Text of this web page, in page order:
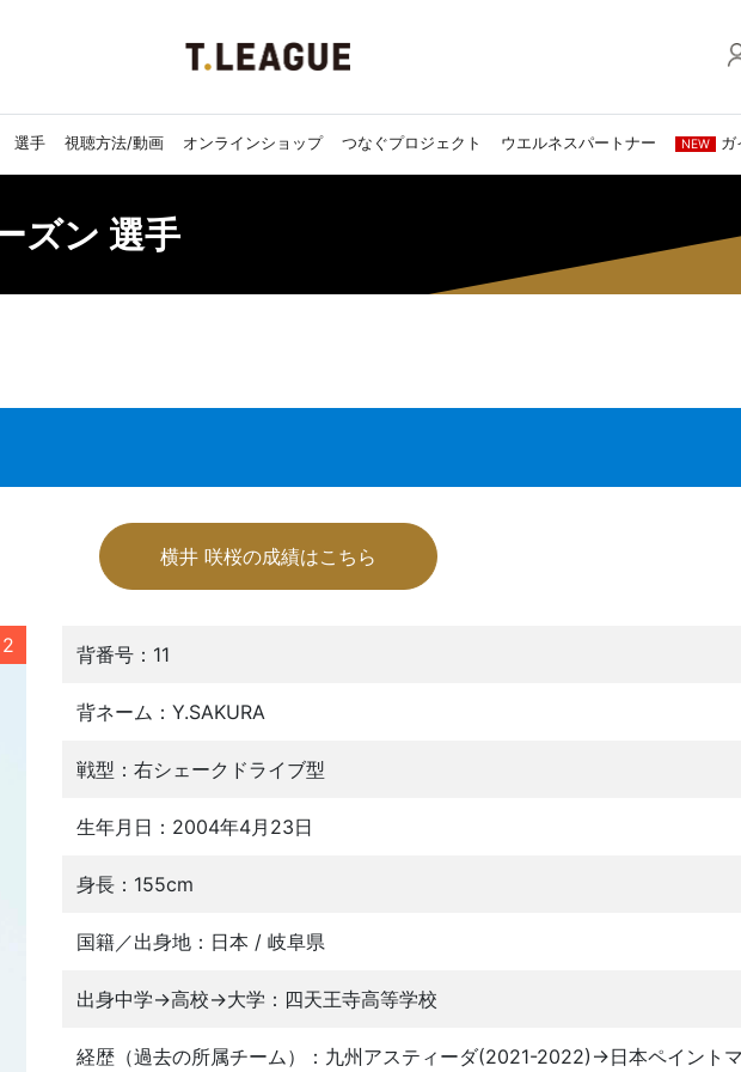
選手 視聴方法/動画 オンラインショップ つなぐプロジェクト ウエルネスパートナー NEW ガ
ズン 選手
横井 咲桜の成績はこちら
背番号：11
背ネーム：Y.SAKURA
戦型：右シェークドライブ型
生年月日：2004年4月23日
身長：155cm
国籍／出身地：日本 / 岐阜県
出身中学→高校→大学：四天王寺高等学校
経歴（過去の所属チーム）：九州アスティーダ(2021-2022)→日本ペイント